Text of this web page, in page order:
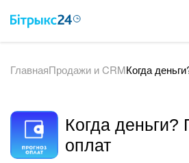
ВОЗМОЖНОСТИ
ИНТЕГРАЦИИ
ГлавнаяПродажи и CRMКогда
Когда деньги?
оплат